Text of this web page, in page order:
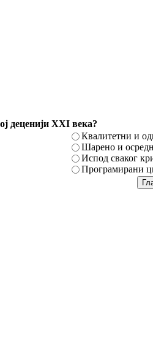
деценији XXI века?
Квалитетни и
Шарено и
Испод сваког
Програмирани